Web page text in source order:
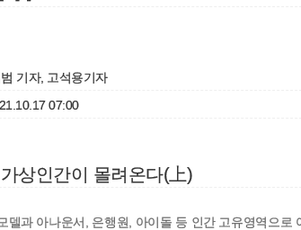
기자, 고석용기자
07:00
상인간이 몰려온다(上)
델과 아나운서, 은행원, 아이돌 등 인간 고유영역으